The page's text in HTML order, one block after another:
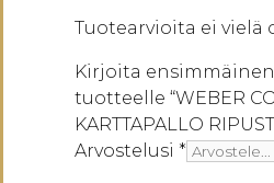
Tuotearvioita ei vielä
Kirjoita
tuotteelle “WEBER
KARTTAPALLO
Arvostelusi *